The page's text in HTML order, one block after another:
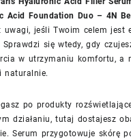
Acid Foundation Duo – 4N
uwagi, jeśli Twoim celem jest
Sprawdzi się wtedy, gdy
w utrzymaniu komfortu, a
naturalnie.
po produkty
działaniu, tutaj dostajesz
Serum przygotowuje skórę